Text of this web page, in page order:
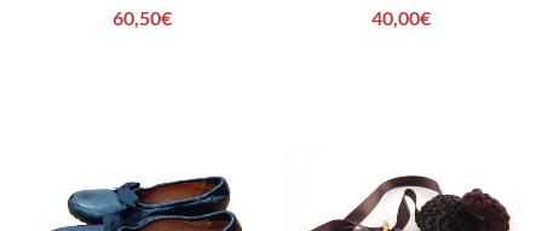
60,50€ 40,00€